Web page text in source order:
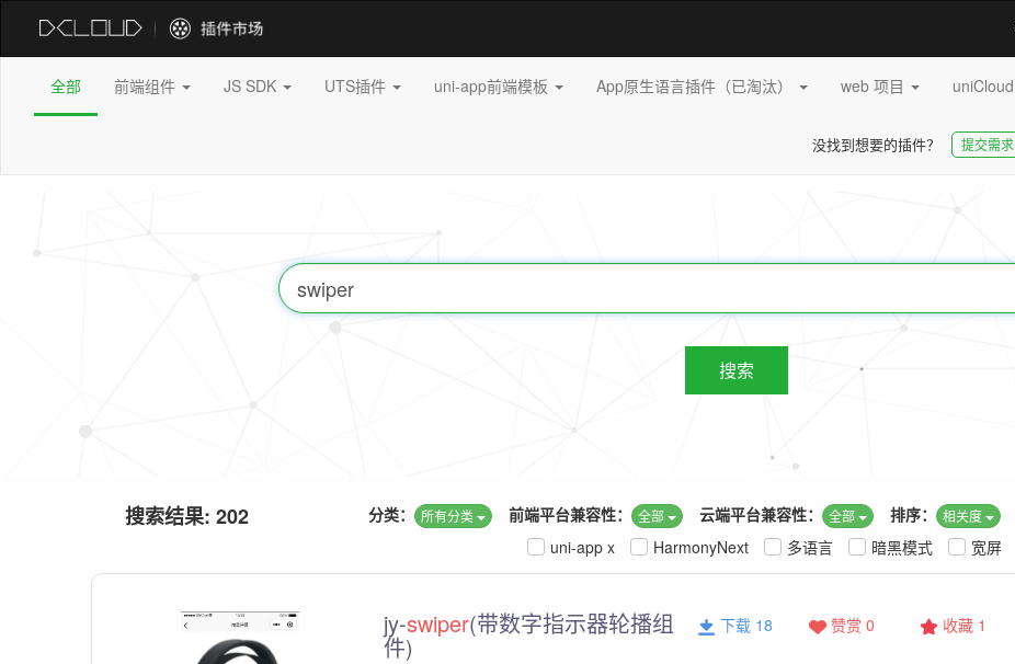
全部 前端组件 JS SDK UTS插件 uni-app前端模板 App原生语言插件（已淘汰） web 项目 uniCloud
没找到想要的插件？ 提交需求
搜索
搜索结果: 202 排序： 相关度
云端平台兼容性： 全部
前端平台兼容性： 全部
分类： 所有分类
宽屏
暗黑模式
多语言
HarmonyNext
uni-app x
jy-swiper(带数字指示器轮播组
件)
收藏 1
赞赏 0
下载 18